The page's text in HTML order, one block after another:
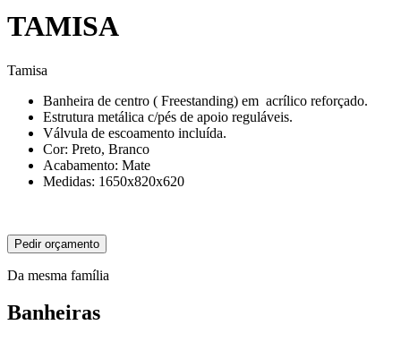
TAMISA
Tamisa
Banheira de centro ( Freestanding) em acrílico reforçado.
Estrutura metálica c/pés de apoio reguláveis.
Válvula de escoamento incluída.
Cor: Preto, Branco
Acabamento: Mate
Medidas: 1650x820x620
Pedir orçamento
Da mesma família
Banheiras